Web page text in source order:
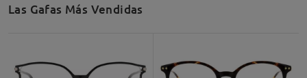
* Solo Para Referencia
Descripción del Producto
Las Gafas Más Vendidas